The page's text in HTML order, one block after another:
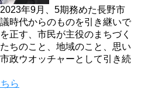
年9月、5期務めた長野市
時代からのものを引き継いで
正す、市民が主役のまちづく
ちのこと、地域のこと、思い
政ウオッチャーとして引き続
ら